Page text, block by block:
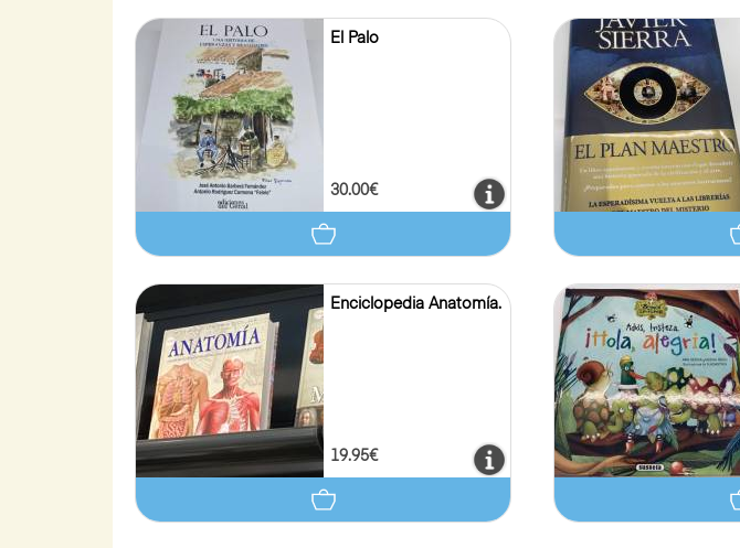
El Palo
30.00€
Enciclopedia Anatomía.
19.95€